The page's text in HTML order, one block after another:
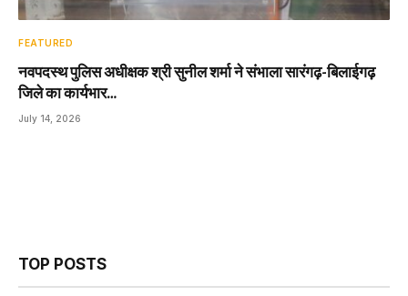
FEATURED
नवपदस्थ पुलिस अधीक्षक श्री सुनील शर्मा ने संभाला सारंगढ़-बिलाईगढ़
जिले का कार्यभार…
July 14, 2026
TOP POSTS